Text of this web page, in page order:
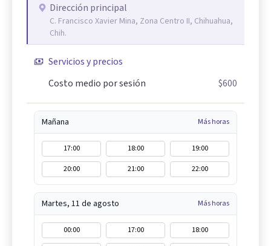
Dirección principal
C. Francisco Xavier Mina, Zona Centro II, Chihuahua,
Chih.
Servicios y precios
Costo medio por sesión
$600
Mañana Más horas
17:00 18:00
19:00
20:00
21:00 22:00
Martes, 11 de agosto Más horas
00:00 17:00
18:00